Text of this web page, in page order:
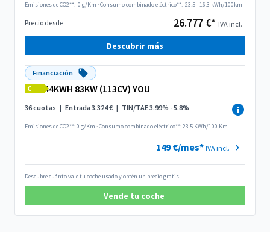
Emisiones de CO2**: 0 g/Km ·Consumo combinado eléctrico**: 23.5 - 16.3 kWh/100km
Precio desde 26.777 €* IVA incl.
Descubrir más
Financiación
C
44KWH 83KW (113CV) YOU
36 cuotas | Entrada 3.324 € | TIN/TAE 3.99% - 5.8%
Emisiones de CO2**: 0 g/Km ·Consumo combinado eléctrico**: 23.5 KWh/100 Km
149 €/mes* IVA incl.
Descubre cuánto vale tu coche usado y obtén un precio gratis.
Vende tu coche